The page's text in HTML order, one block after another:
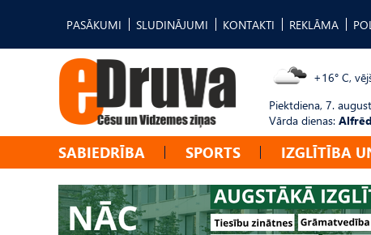
PASĀKUMI SLUDINĀJUMI KONTAKTI REKLĀMA
+16° C,
Piektdiena, 7.
Vārda dienas:
SABIEDRĪBA SPORTS IZGLĪTĪBA